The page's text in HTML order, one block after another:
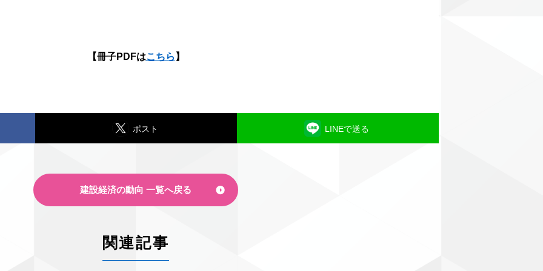
【冊子PDFはこちら 】
ポスト LINEで送る
建設経済の動向 一覧へ戻る
関連記事